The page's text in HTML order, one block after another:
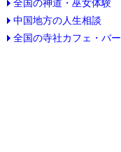
全国の神道・巫女体験
中国地方の人生相談
全国の寺社カフェ・バー